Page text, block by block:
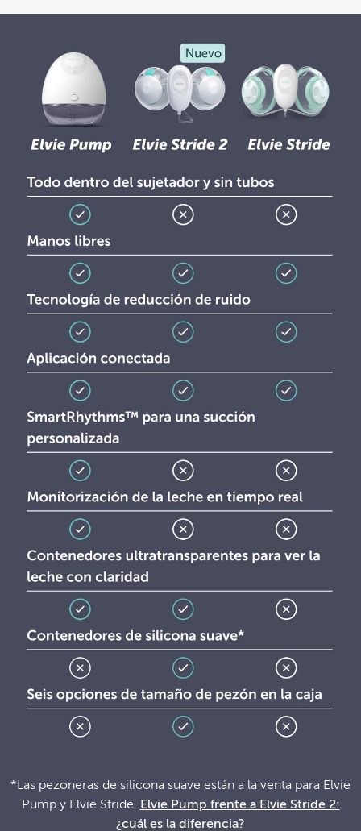
*Las pezoneras de silicona suave están a la venta para Elvie
Pump y Elvie Stride. Elvie Pump frente a Elvie Stride 2:
¿cuál es la diferencia?